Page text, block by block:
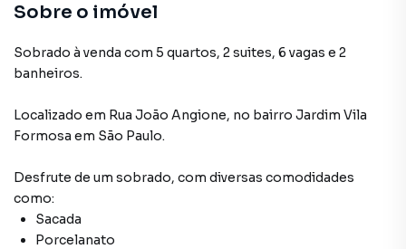
Sobre o imóvel
Sobrado à venda com 5 quartos, 2 suites, 6 vagas e 2
banheiros.
Localizado em Rua João Angione, no bairro Jardim Vila
Formosa em São Paulo.
Desfrute de um sobrado, com diversas comodidades
como:
Sacada
Porcelanato